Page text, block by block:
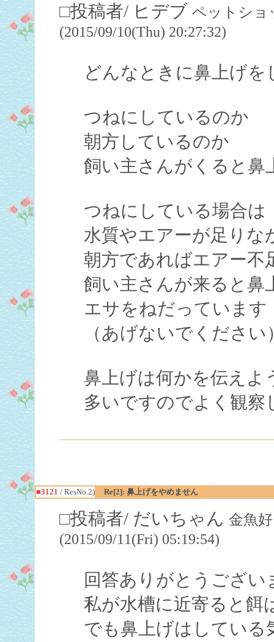
□投稿者/ ヒデブ ペットショ
(2015/09/10(Thu) 20:27:32)
どんなときに鼻上げ
つねにしているのか
朝方しているのか
飼い主さんがくると鼻
つねにしている場合は
水質やエアーが足りな
朝方であればエアー不
飼い主さんが来ると鼻
エサをねだっています
（あげないでください
鼻上げは何かを伝えよ
多いですのでよく観
■3121 / ResNo.2) Re[2]: 鼻上げをやめません
□投稿者/ だいちゃん 金魚
(2015/09/11(Fri) 05:19:54)
回答ありがとうござい
私が水槽に近寄ると餌
でも鼻上げはしてい